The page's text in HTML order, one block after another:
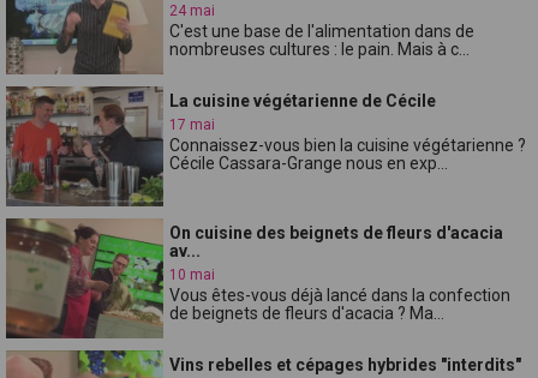
24 mai
C'est une base de l'alimentation dans de
nombreuses cultures : le pain. Mais à c...
La cuisine végétarienne de Cécile
17 mai
Connaissez-vous bien la cuisine végétarienne ?
Cécile Cassara-Grange nous en exp...
On cuisine des beignets de fleurs d'acacia
av...
10 mai
Vous êtes-vous déjà lancé dans la confection
de beignets de fleurs d'acacia ? Ma...
Vins rebelles et cépages hybrides "interdits"